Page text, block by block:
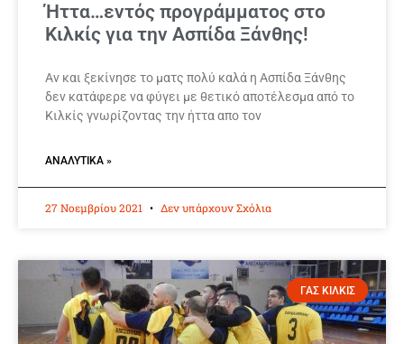
Ήττα…εντός προγράμματος στο
Κιλκίς για την Ασπίδα Ξάνθης!
Αν και ξεκίνησε το ματς πολύ καλά η Ασπίδα Ξάνθης
δεν κατάφερε να φύγει με θετικό αποτέλεσμα από το
Κιλκίς γνωρίζοντας την ήττα απο τον
ΑΝΑΛΥΤΙΚΆ »
27 Νοεμβρίου 2021 Δεν υπάρχουν Σχόλια
ΓΑΣ ΚΙΛΚΙΣ